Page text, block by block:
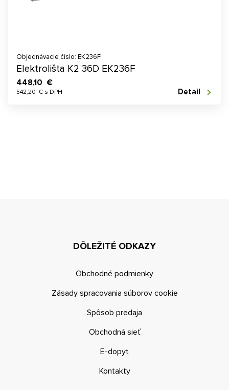
Objednávacie číslo: EK236F
Elektrolišta K2 36D EK236F
448,10 €
542,20 € s DPH Detail
DÔLEŽITÉ ODKAZY
Obchodné podmienky
Zásady spracovania súborov cookie
Spôsob predaja
Obchodná sieť
E-dopyt
Kontakty